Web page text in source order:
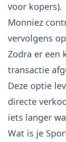
voor kopers).
Monniez
vervolgens
Zodra er een
transactie
Deze optie
directe
iets langer
Wat is je